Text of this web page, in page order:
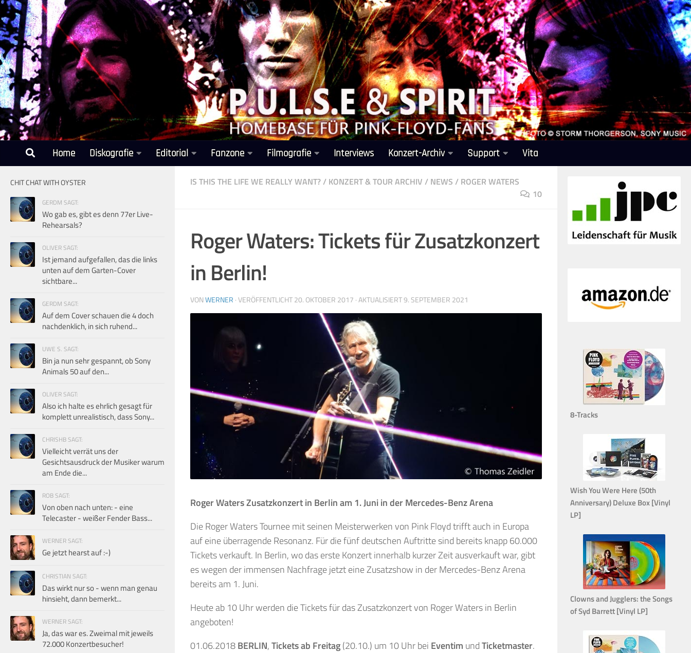
Unter dem Inhalt
Home Diskografie Editorial Fanzone Filmografie Interviews Konzert-Archiv Support Vita
IS THIS THE LIFE WE REALLY WANT?/ KONZERT & TOUR ARCHIV / NEWS / ROGER WATERS
10
Roger Waters: Tickets für Zusatzkonzert
in Berlin!
VONWERNER · VERÖFFENTLICHT20. OKTOBER 2017 · AKTUALISIERT9. SEPTEMBER 2021
Roger Waters Zusatzkonzert in Berlin am 1. Juni in der Mercedes-Benz Arena
Die Roger Waters Tournee mit seinen Meisterwerken von Pink Floyd trifft auch in Europa
auf eine überragende Resonanz. Für die fünf deutschen Auftritte sind bereits knapp 60.000
Tickets verkauft. In Berlin, wo das erste Konzert innerhalb kurzer Zeit ausverkauft war, gibt
es wegen der immensen Nachfrage jetzt eine Zusatzshow in der Mercedes-Benz Arena
bereits am 1. Juni.
Heute ab 10 Uhr werden die Tickets für das Zusatzkonzert von Roger Waters in Berlin
angeboten!
01.06.2018BERLIN,Tickets ab Freitag(20.10.) um 10 Uhr bei Eventim undTicketmaster.
CHIT CHAT WITH OYSTER
GERDM SAGT:
Wo gab es, gibt es denn 77er Live-
Rehearsals?
OLIVER SAGT:
Ist jemand aufgefallen, das die links
unten auf dem Garten-Cover
sichtbare...
GERDM SAGT:
Auf dem Cover schauen die 4 doch
nachdenklich, in sich ruhend...
UWE S. SAGT:
Bin ja nun sehr gespannt, ob Sony
Animals 50 auf den...
OLIVER SAGT:
Also ich halte es ehrlich gesagt für
komplett unrealistisch, dass Sony...
CHRISHB SAGT:
Vielleicht verrät uns der
Gesichtsausdruck der Musiker warum
am Ende die...
ROB SAGT:
Von oben nach unten: - eine
Telecaster - weißer Fender Bass...
WERNER SAGT:
Ge jetzt hearst auf :-)
CHRISTIAN SAGT:
Das wirkt nur so - wenn man genau
hinsieht, dann bemerkt...
WERNER SAGT:
Ja, das war es. Zweimal mit jeweils
72.000 Konzertbesucher!
8-Tracks
Wish You Were Here (50th
Anniversary) Deluxe Box [Vinyl
LP]
Clowns and Jugglers: the Songs
of Syd Barrett [Vinyl LP]